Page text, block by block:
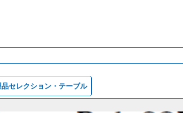
品セレクション・テーブル